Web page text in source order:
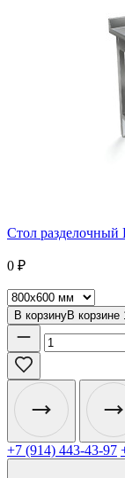
Стол
0 ₽
В корзинуВ корзине
+7 (914) 443-43-97